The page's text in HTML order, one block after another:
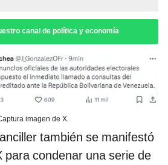
canal de política y economía
imagen de X.
también se manifestó
para condenar una serie de